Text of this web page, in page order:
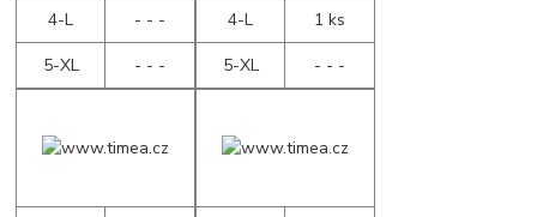
4-L
- - -
5-XL
- - -
4-L
1 ks
5-XL
- - -